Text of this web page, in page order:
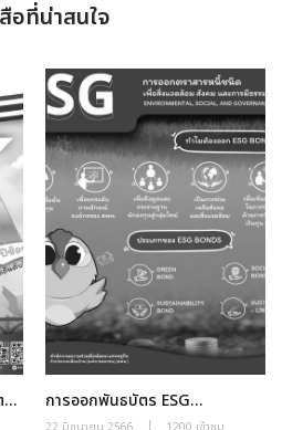
อที่น่าสนใจ
การออกพันธบัตร ESG
(Environmental, Social, and
|